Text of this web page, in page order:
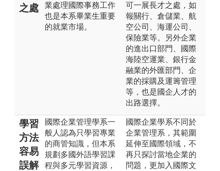
之處
業處理國際事務工作
也是本系畢業生重要
的就業市場。
可一展長才之處，如
報關行、倉儲業、航
空公司、海運公司、
保險業等。另外企業
的進出口部門、國際
海陸空運業、銀行金
融業的外匯部門、企
業的採購及運籌管理
等，也是國企人才的
出路選擇。
學習
方法
容易
誤解
國際企業管理學系一
般人認為只學習專業
的商管知識，但本系
規劃多國外語學習課
程與多元學習資源，
國際企業學系不同於
企業管理系，其範圍
延伸至國際領域，不
再只探討當地企業的
問題，更加入國際文